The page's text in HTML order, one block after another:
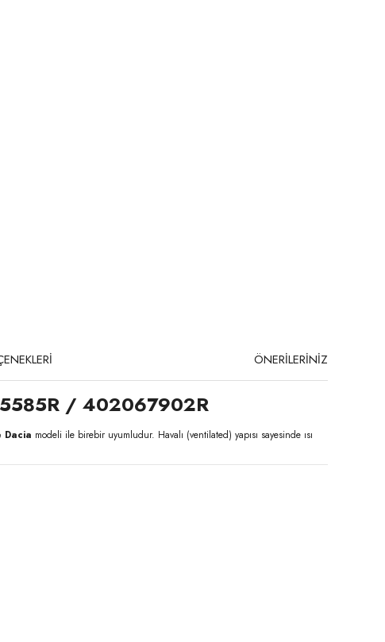
ÖNERİLERİNİZ
/ 402067902R
Dacia modeli ile birebir uyumludur. Havalı (ventilated) yapısı sayesinde ısı